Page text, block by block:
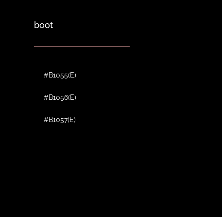
boot
#B1055(E)
#B1056(E)
#B1057(E)